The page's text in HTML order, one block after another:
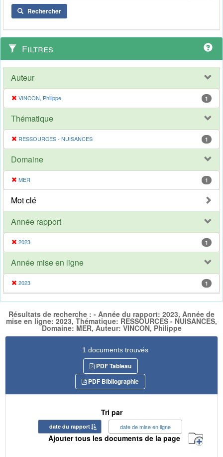
Rechercher
Filtres
Auteur
VINCON, Philippe 1
Thématique
RESSOURCES - NUISANCES 1
Domaine
MER 1
Mot clé
Année rapport
2023 1
Année mise en ligne
2023 1
Résultats de recherche : - Année du rapport: 2023, Année de
mise en ligne: 2023, Thématique: RESSOURCES - NUISANCES,
Domaine: MER, Auteur: VINCON, Philippe
1 documents trouvés
PDF Tableau
PDF Bibliographie
Tri par
date du rapport date de mise en ligne
Ajouter tous les documents de la page